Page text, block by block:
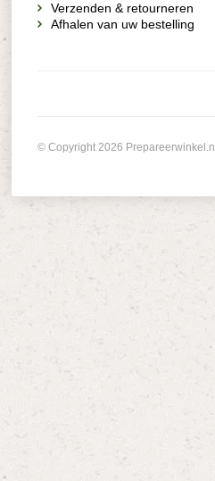
Verzenden & retourneren
Afhalen van uw bestelling
© Copyright 2026 Prepareerwinkel.nl